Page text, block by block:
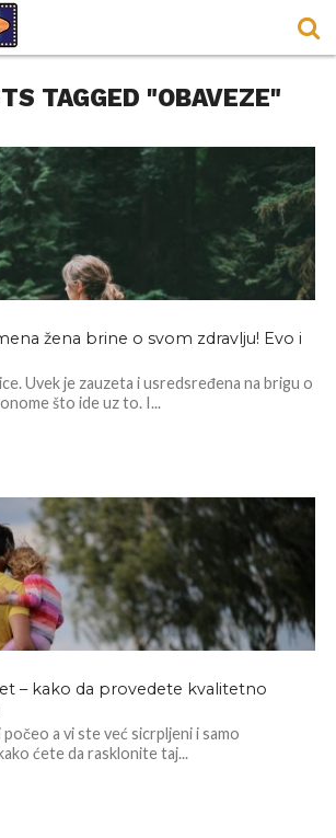
TAGGED "OBAVEZE"
žena brine o svom zdravlju! Evo i
Uvek je zauzeta i usredsređena na brigu o
što ide uz to. I...
– kako da provedete kvalitetno
počeo a vi ste već sicrpljeni i samo
ćete da rasklonite taj...